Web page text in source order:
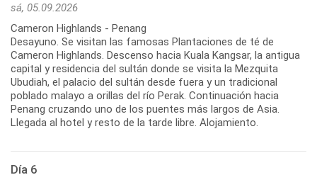
sá, 05.09.2026
Cameron Highlands - Penang
Desayuno. Se visitan las famosas Plantaciones de té de
Cameron Highlands. Descenso hacia Kuala Kangsar, la antigua
capital y residencia del sultán donde se visita la Mezquita
Ubudiah, el palacio del sultán desde fuera y un tradicional
poblado malayo a orillas del río Perak. Continuación hacia
Penang cruzando uno de los puentes más largos de Asia.
Llegada al hotel y resto de la tarde libre. Alojamiento.
Día 6